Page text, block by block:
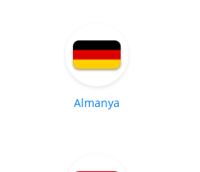
Almanya